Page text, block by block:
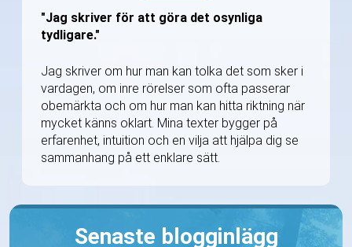
"Jag skriver för att göra det osynliga
tydligare."
Jag skriver om hur man kan tolka det som sker i
vardagen, om inre rörelser som ofta passerar
obemärkta och om hur man kan hitta riktning när
mycket känns oklart. Mina texter bygger på
erfarenhet, intuition och en vilja att hjälpa dig se
sammanhang på ett enklare sätt.
Senaste blogginlägg